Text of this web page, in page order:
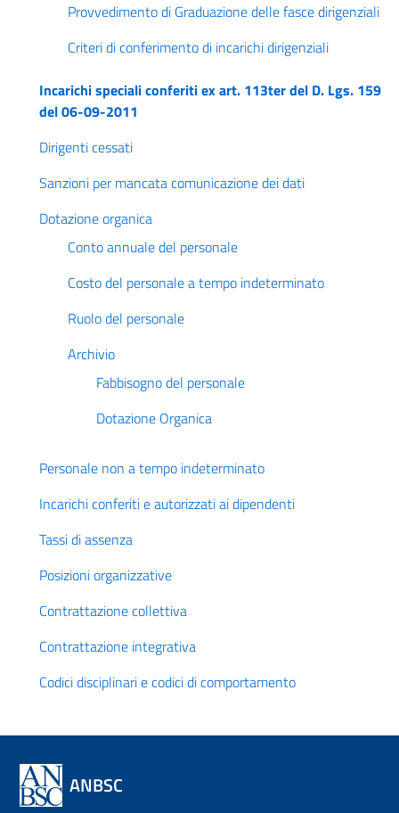
Provvedimento di Graduazione delle fasce dirigenziali
Criteri di conferimento di incarichi dirigenziali
Incarichi speciali conferiti ex art. 113ter del D. Lgs. 159
del 06-09-2011
Dirigenti cessati
Sanzioni per mancata comunicazione dei dati
Dotazione organica
Conto annuale del personale
Costo del personale a tempo indeterminato
Ruolo del personale
Archivio
Fabbisogno del personale
Dotazione Organica
Personale non a tempo indeterminato
Incarichi conferiti e autorizzati ai dipendenti
Tassi di assenza
Posizioni organizzative
Contrattazione collettiva
Contrattazione integrativa
Codici disciplinari e codici di comportamento
ANBSC